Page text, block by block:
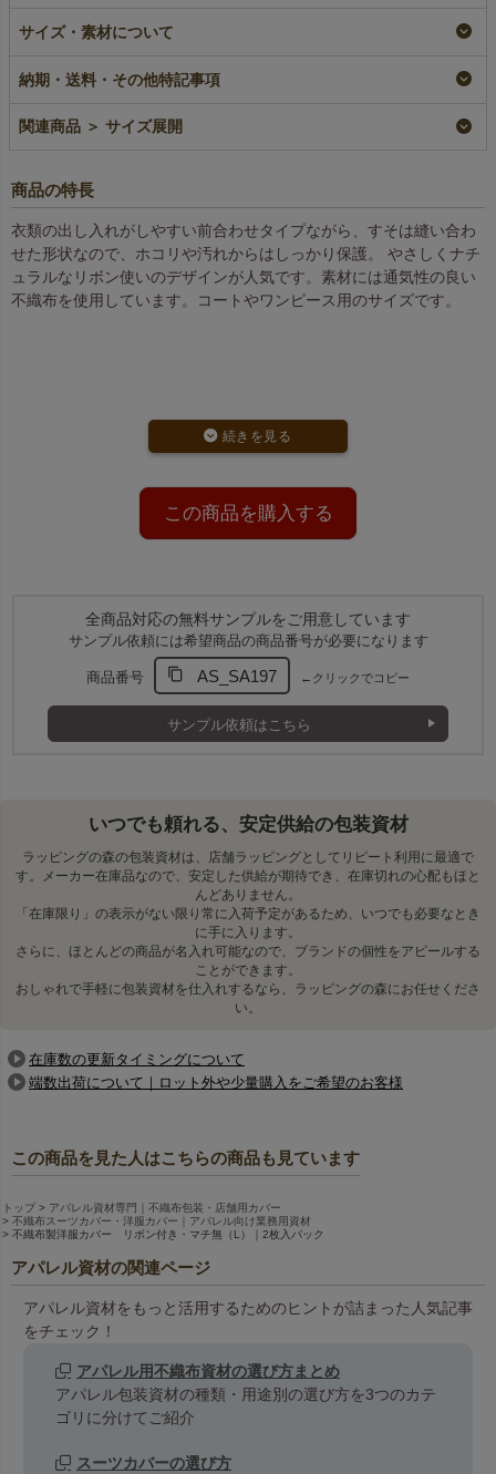
不織布製洋服カバー
即納品
¥1,320税込
即納品
¥1,320税込
サイズ・素材について
納期・送料・その他特記事項
関連商品 ＞ サイズ展開
商品の特長
衣類の出し入れがしやすい前合わせタイプながら、すそは縫い合わ
せた形状なので、ホコリや汚れからはしっかり保護。 やさしくナチ
ュラルなリボン使いのデザインが人気です。素材には通気性の良い
不織布を使用しています。コートやワンピース用のサイズです。
この商品を購入する
全商品対応の無料サンプルをご用意しています
サンプル依頼には希望商品の商品番号が必要になります
商品番号 AS_SA197 ←クリックでコピー
サンプル依頼はこちら
いつでも頼れる、安定供給の包装資材
ラッピングの森の包装資材は、店舗ラッピングとしてリピート利用に最適で
す。メーカー在庫品なので、安定した供給が期待でき、在庫切れの心配もほと
んどありません。
「在庫限り」の表示がない限り常に入荷予定があるため、いつでも必要なとき
に手に入ります。
さらに、ほとんどの商品が名入れ可能なので、ブランドの個性をアピールする
ことができます。
おしゃれで手軽に包装資材を仕入れするなら、ラッピングの森にお任せくださ
い。
在庫数の更新タイミングについて
端数出荷について｜ロット外や少量購入をご希望のお客様
この商品を見た人はこちらの商品も見ています
トップ
アパレル資材専門｜不織布包装・店舗用カバー
不織布スーツカバー・洋服カバー｜アパレル向け業務用資材
不織布製洋服カバー リボン付き・マチ無（L）｜2枚入パック
アパレル資材の関連ページ
アパレル資材をもっと活用するためのヒントが詰まった人気記事
をチェック！
アパレル用不織布資材の選び方まとめ
アパレル包装資材の種類・用途別の選び方を3つのカテ
ゴリに分けてご紹介
スーツカバーの選び方